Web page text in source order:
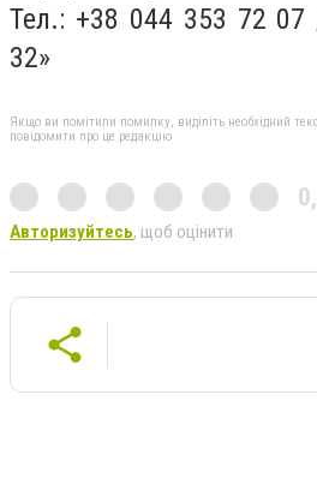
Тел.: +38 044 353 72
32»
Якщо ви помітили помилку, виділіть необхідний
повідомити про це редакцію
Авторизуйтесь, щоб оцінити